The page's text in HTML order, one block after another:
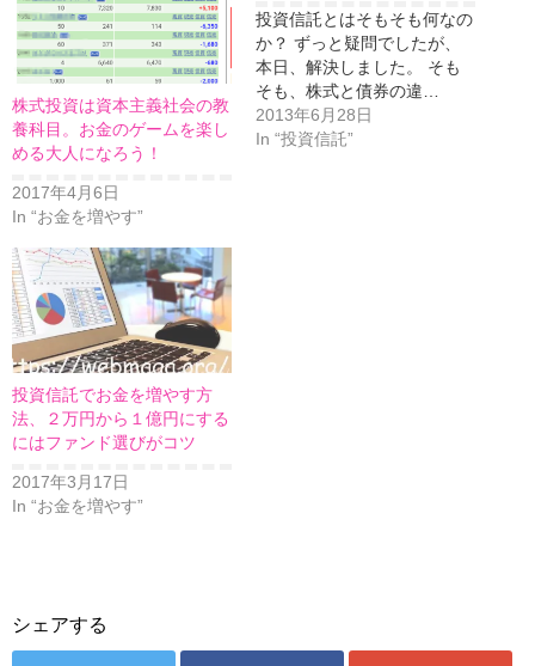
株式投資は資本主義社会の教
養科目。お金のゲームを楽し
める大人になろう！
2017年4月6日
In “お金を増やす”
投資信託とはそもそも何なの
か？ ずっと疑問でしたが、
本日、解決しました。 そも
そも、株式と債券の違…
2013年6月28日
In “投資信託”
投資信託でお金を増やす方
法、２万円から１億円にする
にはファンド選びがコツ
2017年3月17日
In “お金を増やす”
シェアする